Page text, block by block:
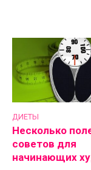
ДИЕТЫ
Несколько
советов для
начинающих